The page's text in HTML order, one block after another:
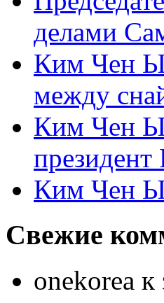
делами
Ким Чен
между
Ким Чен
Ким Чен
Свежие
onekorea к